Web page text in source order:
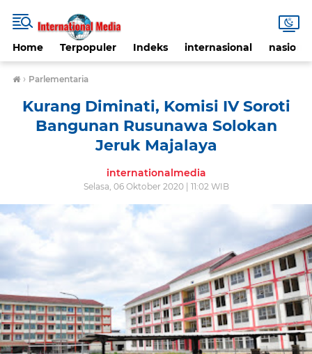
Home Terpopuler Indeks internasional nasional
› Parlementaria
Kurang Diminati, Komisi IV Soroti
Bangunan Rusunawa Solokan
Jeruk Majalaya
internationalmedia
Selasa, 06 Oktober 2020 | 11:02 WIB